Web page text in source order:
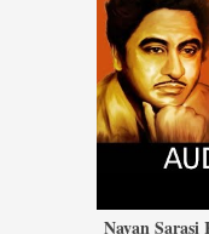
Nayan Sarasi